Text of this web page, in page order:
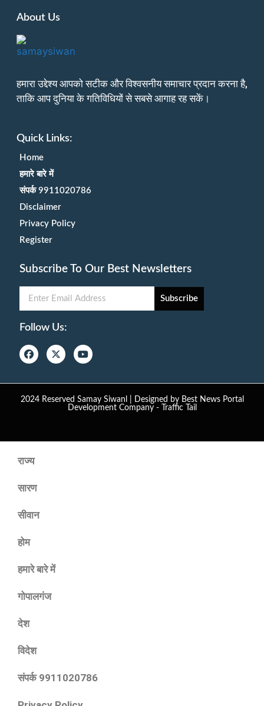
About Us
हमारा उद्देश्य आपको सटीक और विश्वसनीय समाचार प्रदान करना है,
ताकि आप दुनिया के गतिविधियों से सबसे आगाह रह सकें।
Quick Links:
Home
हमारे बारे में
संपर्क 9911020786
Disclaimer
Privacy Policy
Register
Subscribe To Our Best Newsletters
Subscribe
Follow Us:
2024 Reserved Samay Siwanl | Designed by Best News Portal
Development Company- Traffic Tail
राज्य
सारण
सीवान
होम
हमारे बारे में
गोपालगंज
देश
विदेश
संपर्क 9911020786